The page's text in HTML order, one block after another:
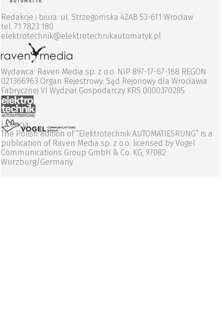
Redakcje i biura: ul. Strzegomska 42AB 53-611 Wrocław
tel. 71 7823 180
elektrotechnik@elektrotechnikautomatyk.pl
Wydawca: Raven Media sp. z o.o. NIP 897-17-67-168 REGON
021366963 Organ Rejestrowy: Sąd Rejonowy dla Wrocławia
Fabrycznej VI Wydział Gospodarczy KRS 0000370285
Licencja:
The Polish edition of “Elektrotechnik AUTOMATIESRUNG” is a
publication of Raven Media sp. z o.o. licensed by Vogel
Communications Group GmbH & Co. KG, 97082
Wurzburg/Germany.